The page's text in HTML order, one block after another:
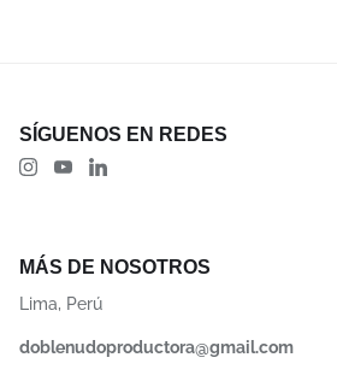
SÍGUENOS EN REDES
MÁS DE NOSOTROS
Lima, Perú
doblenudoproductora@gmail.com